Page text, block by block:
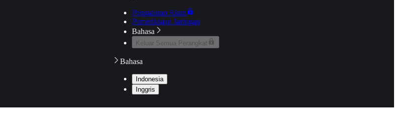
Pengaturan Akun
Pemeriksaan Jaringan
Bahasa
Keluar Semua Perangkat
Bahasa
Indonesia
Inggris